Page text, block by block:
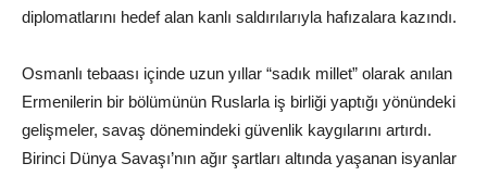
diplomatlarını hedef alan kanlı saldırılarıyla hafızalara kazındı.
Osmanlı tebaası içinde uzun yıllar “sadık millet” olarak anılan
Ermenilerin bir bölümünün Ruslarla iş birliği yaptığı yönündeki
gelişmeler, savaş dönemindeki güvenlik kaygılarını artırdı.
Birinci Dünya Savaşı’nın ağır şartları altında yaşanan isyanlar